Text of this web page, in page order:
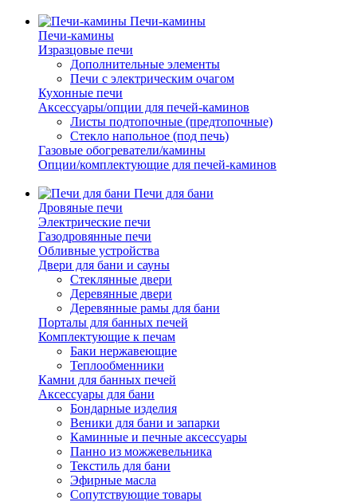
Печи-камины
Печи-камины
Изразцовые печи
Дополнительные элементы
Печи с электрическим очагом
Кухонные печи
Аксессуары/опции для печей-каминов
Листы подтопочные (предтопочные)
Стекло напольное (под печь)
Газовые обогреватели/камины
Опции/комплектующие для печей-каминов
Печи для бани
Дровяные печи
Электрические печи
Газодровянные печи
Обливные устройства
Двери для бани и сауны
Стеклянные двери
Деревянные двери
Деревянные рамы для бани
Порталы для банных печей
Комплектующие к печам
Баки нержавеющие
Теплообменники
Камни для банных печей
Аксессуары для бани
Бондарные изделия
Веники для бани и запарки
Каминные и печные аксессуары
Панно из можжевельника
Текстиль для бани
Эфирные масла
Сопутствующие товары